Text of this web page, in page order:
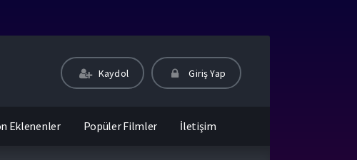
Kaydol Giriş Yap
Eklenenler Popüler Filmler İletişim